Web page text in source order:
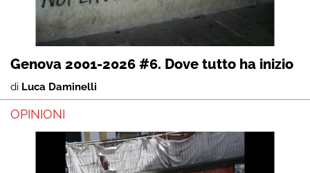
Genova 2001-2026 #6. Dove tutto ha inizio
di Luca Daminelli
OPINIONI